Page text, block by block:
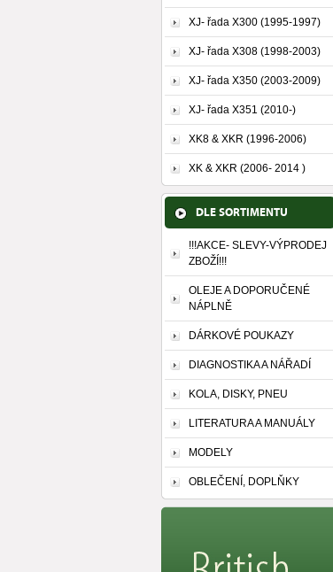
XJ- řada X300 (1995-1997)
XJ- řada X308 (1998-2003)
XJ- řada X350 (2003-2009)
XJ- řada X351 (2010-)
XK8 & XKR (1996-2006)
XK & XKR (2006- 2014 )
DLE SORTIMENTU
!!!AKCE- SLEVY-VÝPRODEJ
ZBOŽÍ!!!
OLEJE A DOPORUČENÉ
NÁPLNĚ
DÁRKOVÉ POUKAZY
DIAGNOSTIKA A NÁŘADÍ
KOLA, DISKY, PNEU
LITERATURA A MANUÁLY
MODELY
OBLEČENÍ, DOPLŇKY